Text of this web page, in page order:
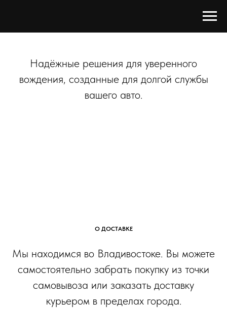
Надёжные решения для уверенного
вождения, созданные для долгой службы
вашего авто.
О ДОСТАВКЕ
Мы находимся во Владивостоке. Вы можете
самостоятельно забрать покупку из точки
самовывоза или заказать доставку
курьером в пределах города.